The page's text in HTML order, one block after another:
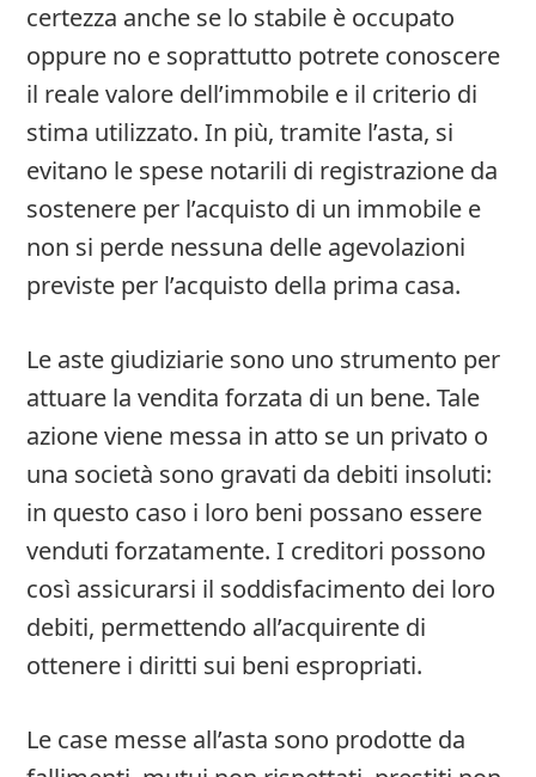
certezza anche se lo stabile è occupato
oppure no e soprattutto potrete conoscere
il reale valore dell’immobile e il criterio di
stima utilizzato. In più, tramite l’asta, si
evitano le spese notarili di registrazione da
sostenere per l’acquisto di un immobile e
non si perde nessuna delle agevolazioni
previste per l’acquisto della prima casa.
Le aste giudiziarie sono uno strumento per
attuare la vendita forzata di un bene. Tale
azione viene messa in atto se un privato o
una società sono gravati da debiti insoluti:
in questo caso i loro beni possano essere
venduti forzatamente. I creditori possono
così assicurarsi il soddisfacimento dei loro
debiti, permettendo all’acquirente di
ottenere i diritti sui beni espropriati.
Le case messe all’asta sono prodotte da